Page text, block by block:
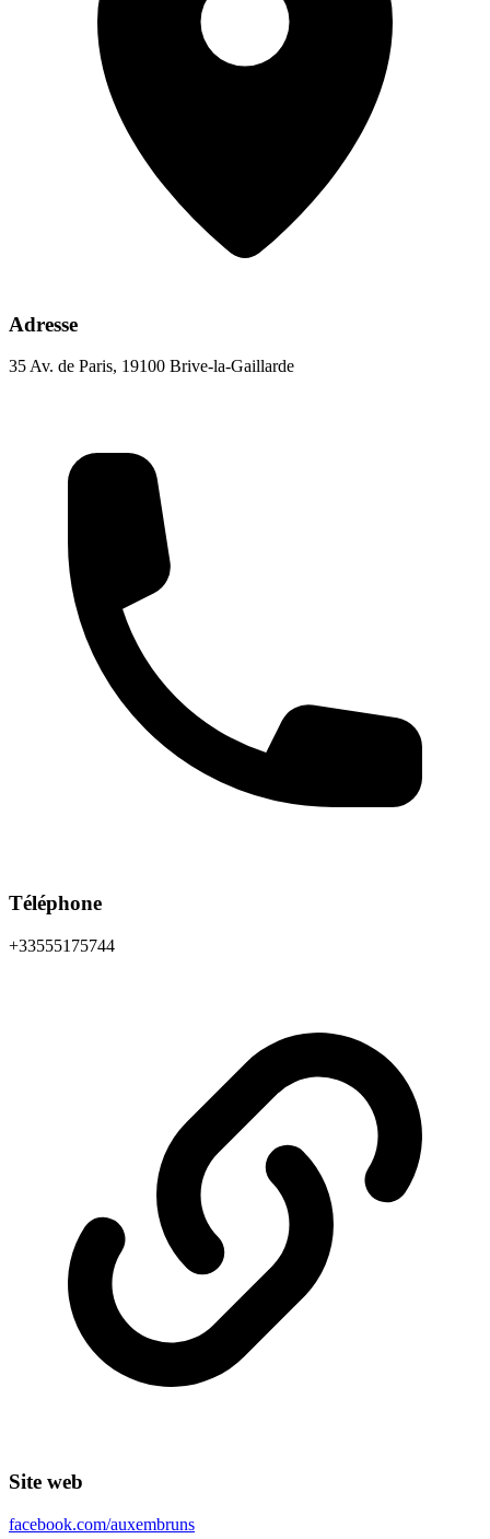
Adresse
35 Av. de Paris, 19100 Brive-la-Gaillarde
Téléphone
+33555175744
Site web
facebook.com/auxembruns